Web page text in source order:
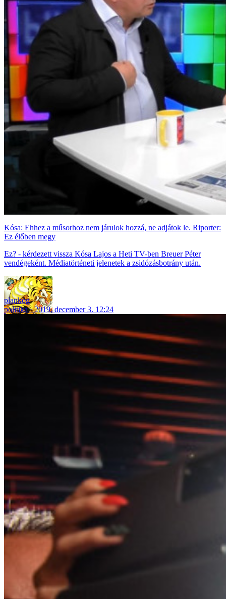
Kósa: Ehhez a műsorhoz nem járulok hozzá, ne adjátok le. Riporter:
Ez élőben megy
Ez? - kérdezett vissza Kósa Lajos a Heti TV-ben Breuer Péter
vendégeként. Médiatörténeti jelenetek a zsidózásbotrány után.
plankog
politika
2019. december 3. 12:24